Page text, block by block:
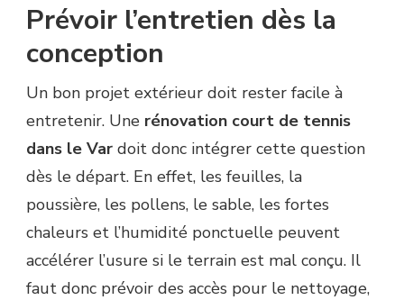
Prévoir l’entretien dès la
conception
Un bon projet extérieur doit rester facile à
entretenir. Une rénovation court de tennis
dans le Var doit donc intégrer cette question
dès le départ. En effet, les feuilles, la
poussière, les pollens, le sable, les fortes
chaleurs et l’humidité ponctuelle peuvent
accélérer l’usure si le terrain est mal conçu. Il
faut donc prévoir des accès pour le nettoyage,